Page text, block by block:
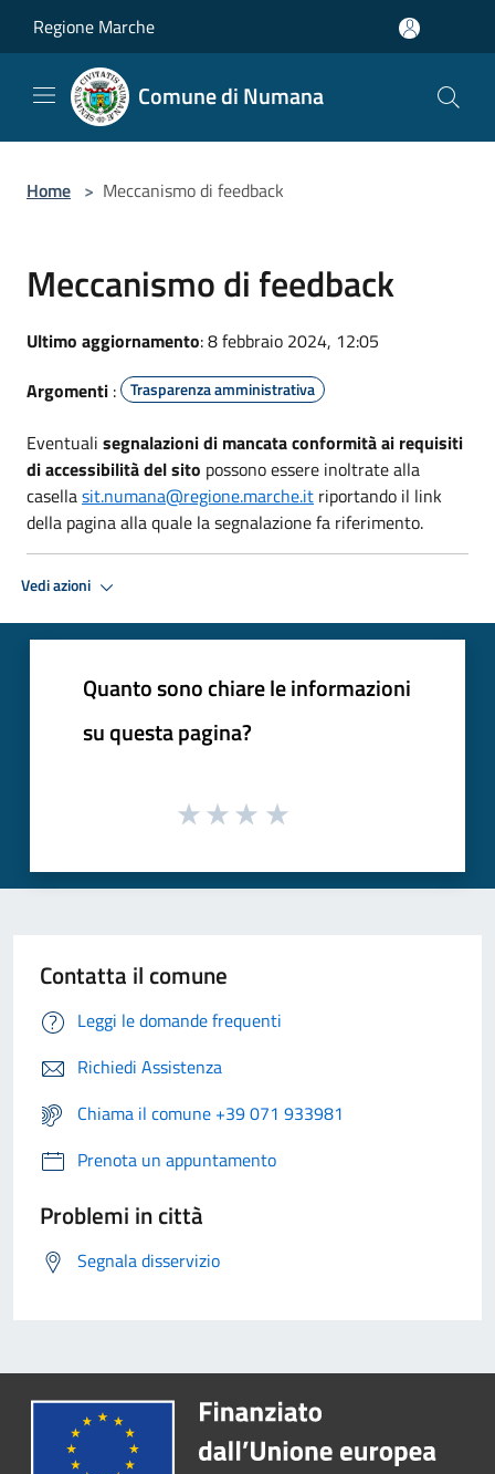
Regione Marche
Comune di Numana
Home > Meccanismo di feedback
Meccanismo di feedback
Ultimo aggiornamento: 8 febbraio 2024, 12:05
Argomenti : Trasparenza amministrativa
Eventuali segnalazioni di mancata conformità ai requisiti
di accessibilità del sito possono essere inoltrate alla
casellasit.numana@regione.marche.it riportando il link
della pagina alla quale la segnalazione fa riferimento.
Vedi azioni
Quanto sono chiare le informazioni
su questa pagina?
Contatta il comune
Leggi le domande frequenti
Richiedi Assistenza
Chiama il comune +39 071 933981
Prenota un appuntamento
Problemi in città
Segnala disservizio